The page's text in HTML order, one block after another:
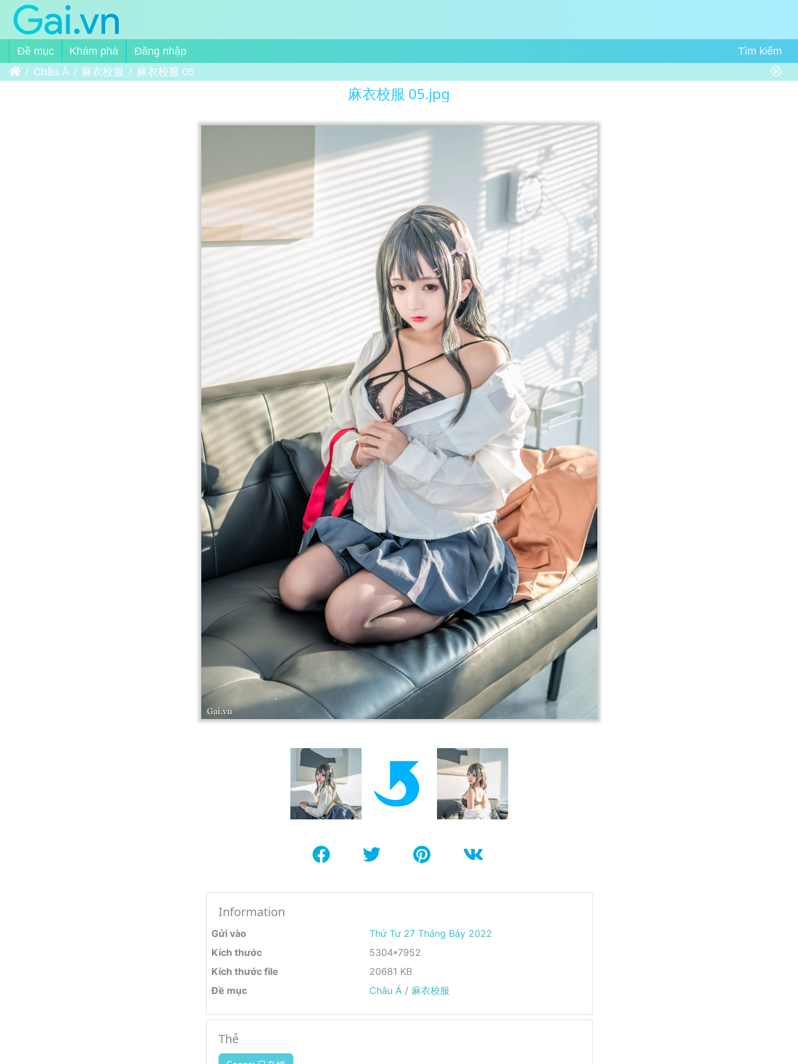
Đề mục Khám phá
Đăng nhập
Trang chủ
Châu Á 麻衣校服 麻衣校服 05
麻衣校服 05.jpg
Information
Gửi vào
Thứ Tư 27 Tháng Bảy 2022
Kích thước
5304*7952
Kích thước file
20681 KB
Đề mục
Châu Á/ 麻衣校服
Thẻ